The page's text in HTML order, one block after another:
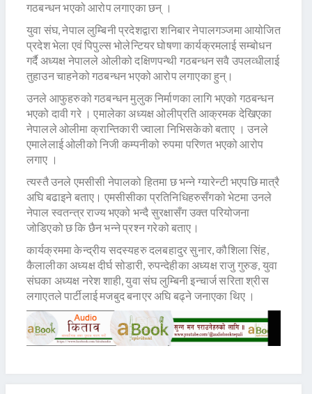
गठबन्धन भएको आरोप लगाएका छन् ।
युवा संघ, नेपाल लुम्बिनी प्रदेशद्वारा शनिबार नेपालगञ्जमा आयोजित
प्रदेश भेला एवं पिपुल्स भोलेन्टियर घोषणा कार्यक्रमलाई सम्बोधन
गर्दै अध्यक्ष नेपालले ओलीको दक्षिणपन्थी गठबन्धन सवै उपलव्धीलाई
तुहाउन चाहनेको गठबन्धन भएको आरोप लगाएका हुन्।
उनले आफुहरुको गठबन्धन मुलुक निर्माणका लागि भएको गठबन्धन
भएको दावी गरे । एमालेका अध्यक्ष ओलीप्रति आक्रमक देखिएका
नेपालले ओलीमा क्रान्तिकारी ज्वाला निभिसकेको बताए । उनले
एमालेलाई ओलीको निजी कम्पनीको रुपमा परिणत भएको आरोप
लगाए ।
त्यस्तै उनले एमसीसी नेपालको हितमा छ भन्ने ग्यारेन्टी भएपछि मात्रै
अघि बढाइने बताए। एमसीसीका प्रतिनिधिहरुसँगको भेटमा उनले
नेपाल स्वतन्त्र राज्य भएको भन्दै सुरक्षासँग उक्त परियोजना
जोडिएको छ कि छैन भन्ने प्रश्न गरेको बताए।
कार्यक्रममा केन्द्रीय सदस्यहरु दलबहादुर सुनार, कौशिला सिंह,
कैलालीका अध्यक्ष दीर्घ सोडारी, रुपन्देहीका अध्यक्ष राजु गुरुङ, युवा
संघका अध्यक्ष नरेश शाही, युवा संघ लुम्बिनी इन्चार्ज सरिता श्रीस
लगाएतले पार्टीलाई मजबुद बनाएर अघि बढ्ने जनाएका थिए ।